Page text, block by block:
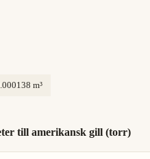
m³
till amerikansk gill (torr)